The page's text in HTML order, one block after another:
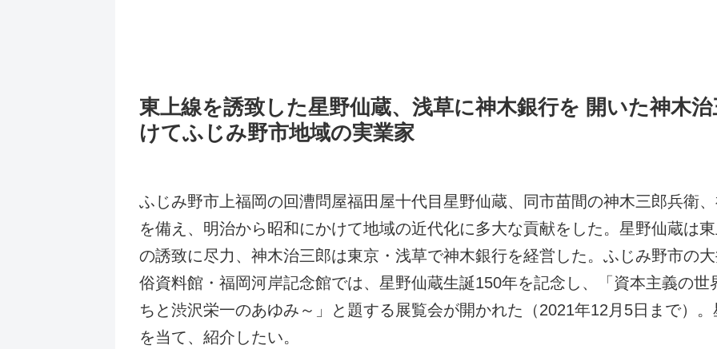
東上線を誘致した星野仙蔵、浅草に神木銀行を 開いた神木
けてふじみ野市地域の実業家
ふじみ野市上福岡の回漕問屋福田屋十代目星野仙蔵、同市苗間の神木三郎兵衛
を備え、明治から昭和にかけて地域の近代化に多大な貢献をした。星野仙蔵は
の誘致に尽力、神木治三郎は東京・浅草で神木銀行を経営した。ふじみ野市の
俗資料館・福岡河岸記念館では、星野仙蔵生誕150年を記念し、「資本主義の
ちと渋沢栄一のあゆみ～」と題する展覧会が開かれた（2021年12 月 5日まで）
を当て、紹介したい。